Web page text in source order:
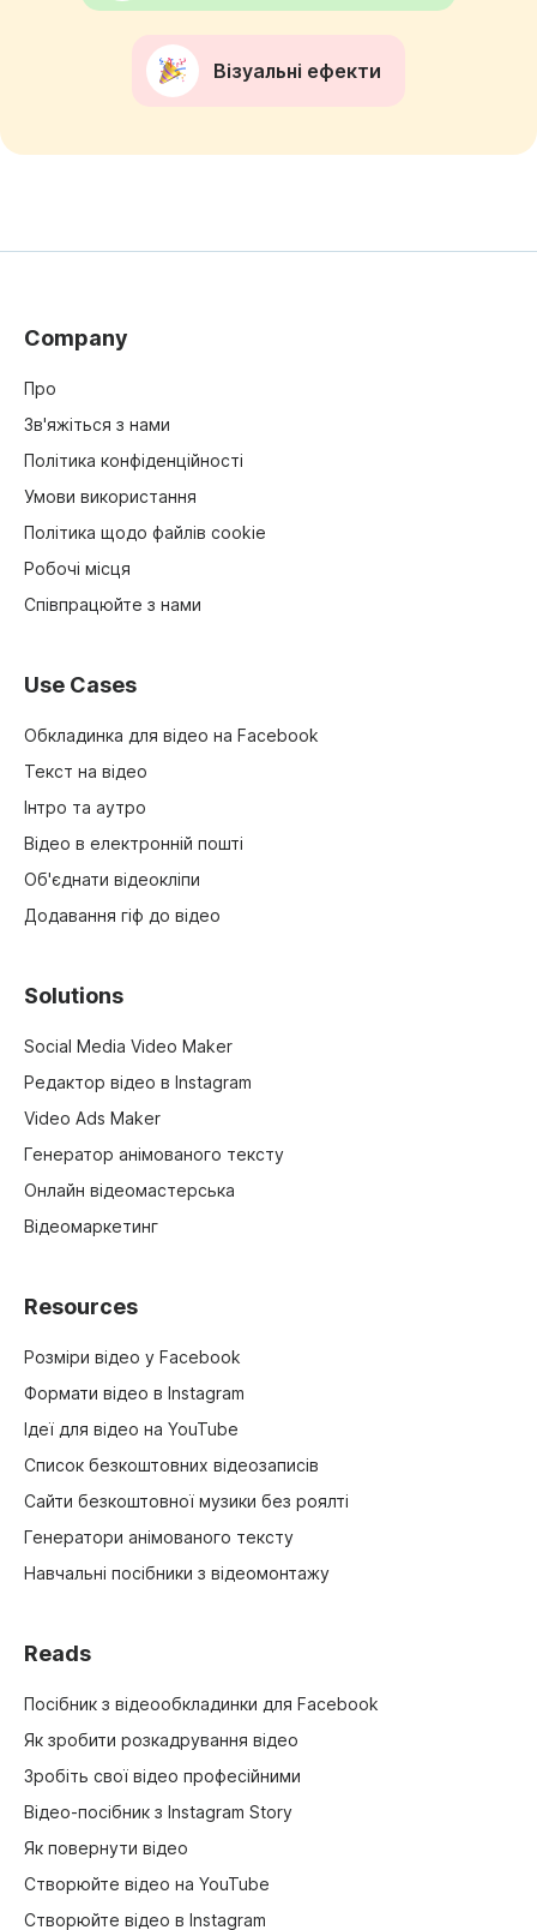
Візуальні ефекти
Company
Про
Зв'яжіться з нами
Політика конфіденційності
Умови використання
Політика щодо файлів cookie
Робочі місця
Співпрацюйте з нами
Use Cases
Обкладинка для відео на Facebook
Текст на відео
Інтро та аутро
Відео в електронній пошті
Об'єднати відеокліпи
Додавання гіф до відео
Solutions
Social Media Video Maker
Редактор відео в Instagram
Video Ads Maker
Генератор анімованого тексту
Онлайн відеомастерська
Відеомаркетинг
Resources
Розміри відео у Facebook
Формати відео в Instagram
Ідеї для відео на YouTube
Список безкоштовних відеозаписів
Сайти безкоштовної музики без роялті
Генератори анімованого тексту
Навчальні посібники з відеомонтажу
Reads
Посібник з відеообкладинки для Facebook
Як зробити розкадрування відео
Зробіть свої відео професійними
Відео-посібник з Instagram Story
Як повернути відео
Створюйте відео на YouTube
Створюйте відео в Instagram